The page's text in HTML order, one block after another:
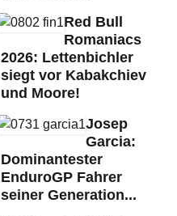
Red Bull
Romaniacs
2026: Lettenbichler
siegt vor Kabakchiev
und Moore!
Josep
Garcia:
Dominantester
EnduroGP Fahrer
seiner Generation...